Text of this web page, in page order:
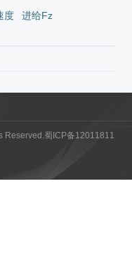
度
进给Fz
Reserved.蜀ICP备12011811